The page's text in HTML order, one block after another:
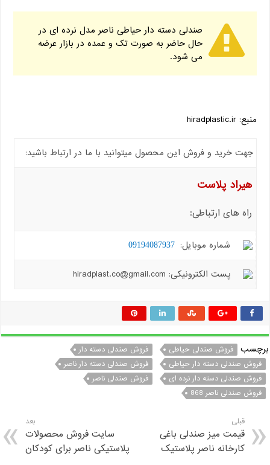
صندلی دسته دار حیاطی ناصر مدل نرده ای در
حال حاضر به صورت تک و عمده در بازار عرضه
می شود.
منبع: hiradplastic.ir
جهت خرید و فروش این محصول میتوانید با ما در ارتباط باشید:
هیراد پلاست
راه های ارتباطی:
شماره موبایل: 09194087937
پست الکترونیکی: hiradplast.co@gmail.com
برچسب فروش صندلی حیاطی
فروش صندلی دسته دار
فروش صندلی دسته دار حیاطی
فروش صندلی دسته دار ناصر
فروش صندلی دسته دار نرده ای
فروش صندلی ناصر
فروش صندلی ناصر 868
قبلی
قیمت میز صندلی باغی
کارخانه ناصر پلاستیک
بعد
سایت فروش محصولات
پلاستیکی ناصر برای کودکان